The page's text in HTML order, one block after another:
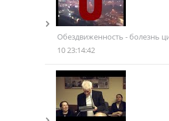
Обездвиженность - болезнь
10 23:14:42